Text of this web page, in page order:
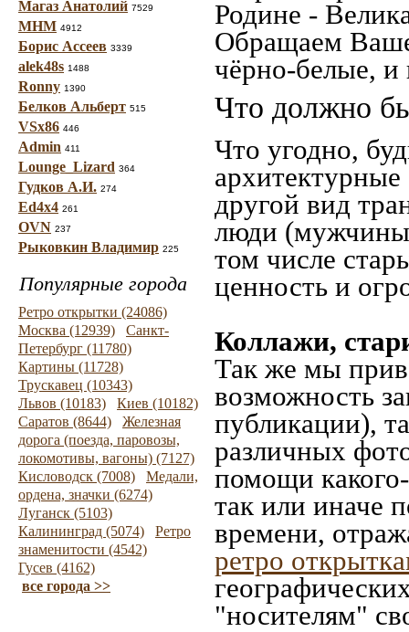
Магаз Анатолий 7529
МНМ 4912
Борис Ассеев 3339
alek48s 1488
Ronny 1390
Белков Альберт 515
VSx86 446
Admin 411
Lounge_Lizard 364
Гудков А.И. 274
Ed4x4 261
OVN 237
Рыковкин Владимир 225
Популярные города
Ретро открытки (24086)
Москва (12939)
Санкт-
Петербург (11780)
Картины (11728)
Трускавец (10343)
Львов (10183)
Киев (10182)
Саратов (8644)
Железная
дорога (поезда, паровозы,
локомотивы, вагоны) (7127)
Кисловодск (7008)
Медали,
ордена, значки (6274)
Луганск (5103)
Калининград (5074)
Ретро
знаменитости (4542)
Гусев (4162)
все города >>
Родине -
Обращаем
чёрно-белые, и
Что должно
Что угодно,
другой вид
люди
том числе
ценность и
Коллажи,
Так же мы
возможность
публикации),
различных
помощи
так или иначе
времени,
ретро
"носителям"